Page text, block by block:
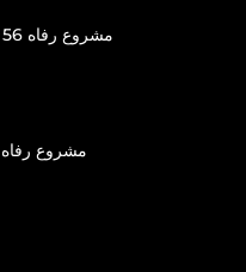
مشروع رفاه 56 الرمال
مشروع رفاه 55